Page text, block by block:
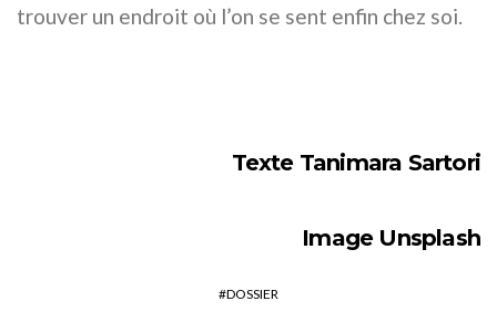
trouver un endroit où l’on se sent enfin chez soi.
Texte Tanimara Sartori
ImageUnsplash
DOSSIER